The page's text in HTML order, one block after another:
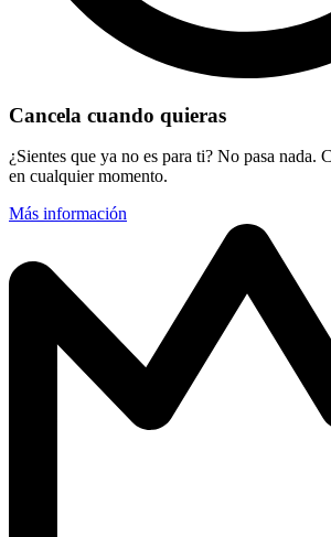
Cancela cuando quieras
¿Sientes que ya no es para ti? No pasa nada.
en cualquier momento.
Más información